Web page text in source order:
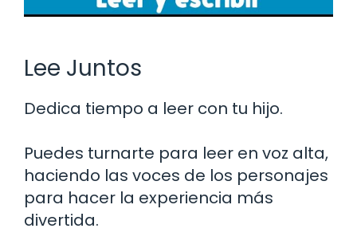
Lee Juntos
Dedica tiempo a leer con tu hijo.
Puedes turnarte para leer en voz alta,
haciendo las voces de los personajes
para hacer la experiencia más
divertida.